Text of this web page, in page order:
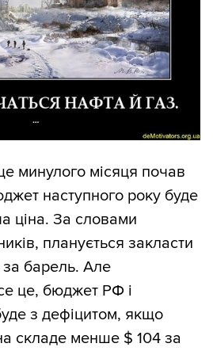
минулого місяця почав
наступного року буде
ціна. За словами
планується закласти
за барель. Але
це, бюджет РФ і
з дефіцитом, якщо
складе менше $ 104 за